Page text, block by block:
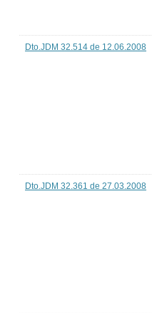
Dto.JDM 32.514 de 12.06.2008
Dto.JDM 32.361 de 27.03.2008